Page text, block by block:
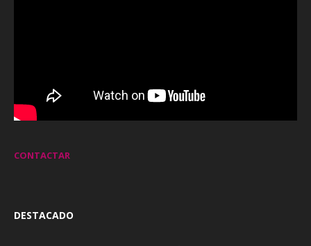
CONTACTAR
DESTACADO